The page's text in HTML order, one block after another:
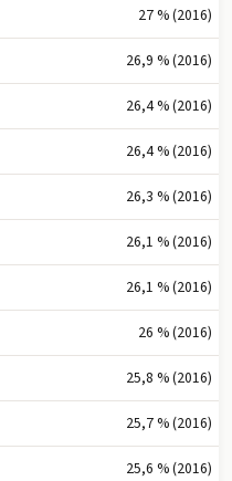
27 % (2016)
26,9 % (2016)
26,4 % (2016)
26,4 % (2016)
26,3 % (2016)
26,1 % (2016)
26,1 % (2016)
26 % (2016)
25,8 % (2016)
25,7 % (2016)
25,6 % (2016)